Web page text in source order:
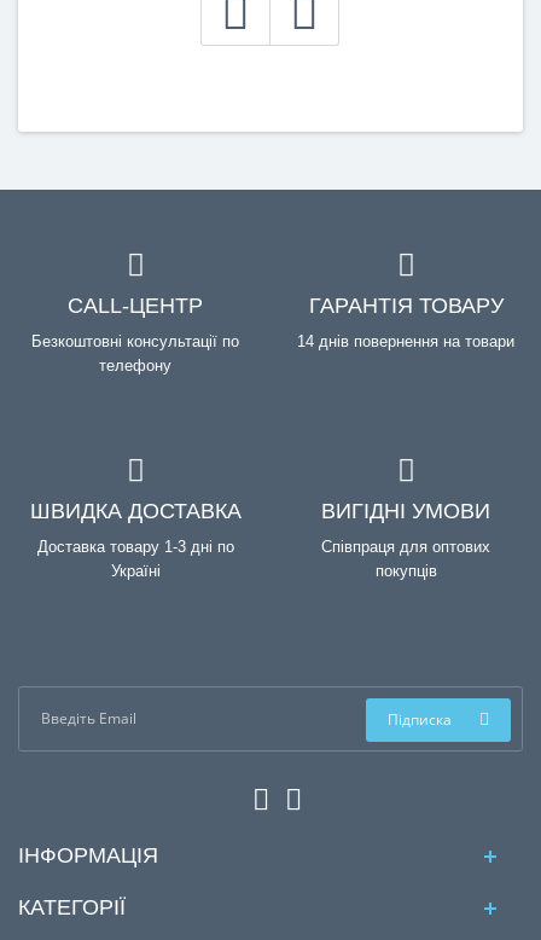
CALL-ЦЕНТР
Безкоштовні консультації по
телефону
ГАРАНТІЯ ТОВАРУ
14 днів повернення на товари
ШВИДКА ДОСТАВКА
Доставка товару 1-3 дні по
Україні
ВИГІДНІ УМОВИ
Співпраця для оптових
покупців
Підписка
ІНФОРМАЦІЯ
КАТЕГОРІЇ